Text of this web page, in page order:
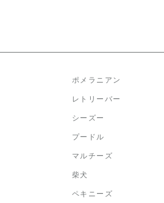
ポメラニアン
レトリーバー
シーズー
プードル
マルチーズ
柴犬
ペキニーズ